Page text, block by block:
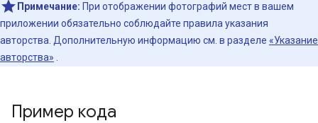
Примечание: При отображении фотографий мест в вашем
приложении обязательно соблюдайте правила указания
авторства. Дополнительную информацию см. в разделе «Указание
авторства»
Пример кода